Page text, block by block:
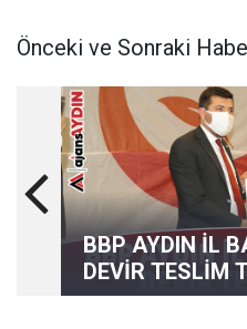
Önceki ve Sonraki
BBP AYDIN İL
DEVİR TESLİM